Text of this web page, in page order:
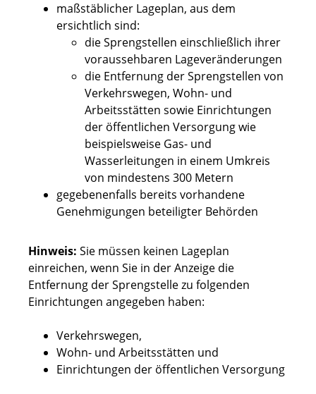
maßstäblicher Lageplan, aus dem
ersichtlich sind:
die Sprengstellen einschließlich ihrer
voraussehbaren Lageveränderungen
die Entfernung der Sprengstellen von
Verkehrswegen, Wohn- und
Arbeitsstätten sowie Einrichtungen
der öffentlichen Versorgung wie
beispielsweise Gas- und
Wasserleitungen in einem Umkreis
von mindestens 300 Metern
gegebenenfalls bereits vorhandene
Genehmigungen beteiligter Behörden
Hinweis: Sie müssen keinen Lageplan
einreichen, wenn Sie in der Anzeige die
Entfernung der Sprengstelle zu folgenden
Einrichtungen angegeben haben:
Verkehrswegen,
Wohn- und Arbeitsstätten und
Einrichtungen der öffentlichen Versorgung